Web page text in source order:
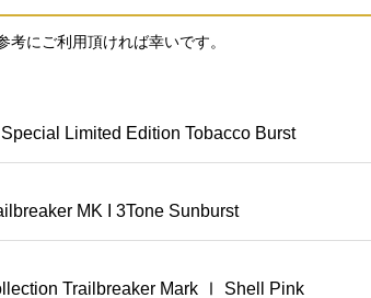
考にご利用頂ければ幸いです。
Limited Edition Tobacco Burst
MK I 3Tone Sunburst
Trailbreaker Mark Ⅰ Shell Pink